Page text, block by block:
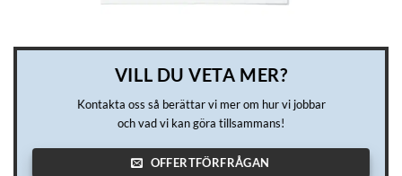
VILL DU VETA MER?
Kontakta oss så berättar vi mer om hur vi jobbar
och vad vi kan göra tillsammans!
OFFERTFÖRFRÅGAN